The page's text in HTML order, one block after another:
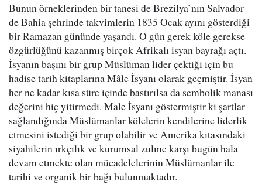
Bunun örneklerinden bir tanesi de Brezilya’nın Salvador
de Bahia şehrinde takvimlerin 1835 Ocak ayını gösterdiği
bir Ramazan gününde yaşandı. O gün gerek köle gerekse
özgürlüğünü kazanmış birçok Afrikalı isyan bayrağı açtı.
İsyanın başını bir grup Müslüman lider çektiği için bu
hadise tarih kitaplarına Mâle İsyanı olarak geçmiştir. İsyan
her ne kadar kısa süre içinde bastırılsa da sembolik manası
değerini hiç yitirmedi. Male İsyanı göstermiştir ki şartlar
sağlandığında Müslümanlar kölelerin kendilerine liderlik
etmesini istediği bir grup olabilir ve Amerika kıtasındaki
siyahilerin ırkçılık ve kurumsal zulme karşı bugün hala
devam etmekte olan mücadelelerinin Müslümanlar ile
tarihi ve organik bir bağı bulunmaktadır.